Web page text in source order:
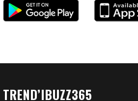
TREND’IBUZZ365